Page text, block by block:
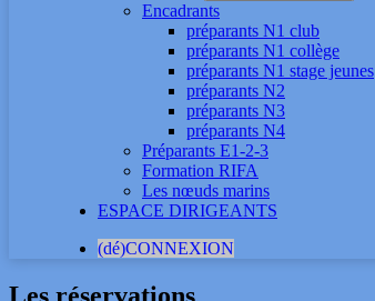
Encadrants
préparants N1 club
préparants N1 collège
préparants N1 stage jeunes
préparants N2
préparants N3
préparants N4
Préparants E1-2-3
Formation RIFA
Les nœuds marins
ESPACE DIRIGEANTS
(dé)CONNEXION